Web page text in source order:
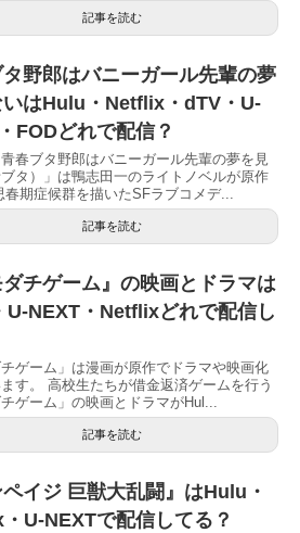
記事を読む
野郎はバニーガール先輩の夢
いはHulu・Netflix・dTV・U-
FODどれで配信？
春ブタ野郎はバニーガール先輩の夢を見
タ）」は鴨志田一のライトノベルが原作
春期症候群を描いたSFラブコメデ...
記事を読む
ダチゲーム』の映画とドラマは
U-NEXT・Netflixどれで配信し
チゲーム」は漫画が原作でドラマや映画化
す。 高校生たちが借金返済ゲームを行う
チゲーム」の映画とドラマがHul...
記事を読む
ペイジ 巨獣大乱闘』はHulu・
U-NEXTで配信してる？